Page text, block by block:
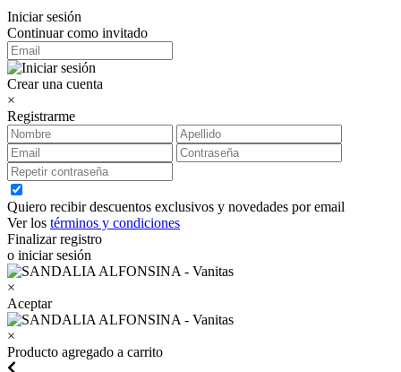
Iniciar sesión
Continuar como invitado
Crear una cuenta
×
Registrarme
Quiero recibir descuentos exclusivos y novedades por email
Ver los términos y condiciones
Finalizar registro
o iniciar sesión
×
Aceptar
×
Producto agregado a carrito